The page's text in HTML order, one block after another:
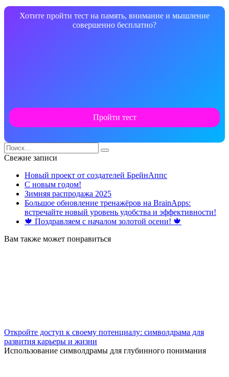
Хотите пройти тест на память, внимание и мышление
совершенно бесплатно?
Пройти тест
Search
for:
Свежие записи
Новый проект от создателей БрейнАппс
С новым годом!
Зимняя распродажа 2025
Большое обновление тренажёров на BrainApps:
встречайте новый уровень удобства и эффективности!
🍁 Поздравляем с началом золотой осени! 🍁
Вам также может понравиться
Откройте доступ к своему потенциалу: символдрама для
развития карьеры и жизни
Использование символдрамы для глубинного понимания